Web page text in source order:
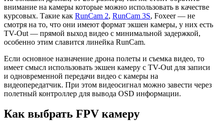
внимание на камеры которые можно использовать в качестве
курсовых. Такие как RunCam 2, RunCam 3S, Foxeer — не
смотря на то, что они имеют формат экшен камеры, у них есть
TV-Out — прямой выход видео с минимальной задержкой,
особенно этим славится линейка RunCam.
Если основное назначение дрона полеты и съемка видео, то
имеет смысл использовать экшен камеру с TV-Out для записи
и одновременной передачи видео с камеры на
видеопередатчик. При этом видеосигнал можно завести через
полетный контроллер для вывода OSD информации.
Как выбрать FPV камеру